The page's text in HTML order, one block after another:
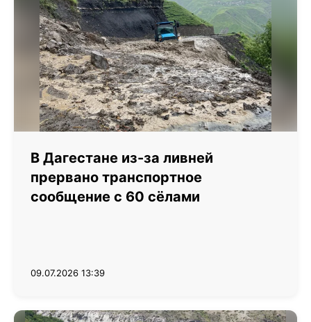
В Дагестане из-за ливней
прервано транспортное
сообщение с 60 сёлами
09.07.2026 13:39